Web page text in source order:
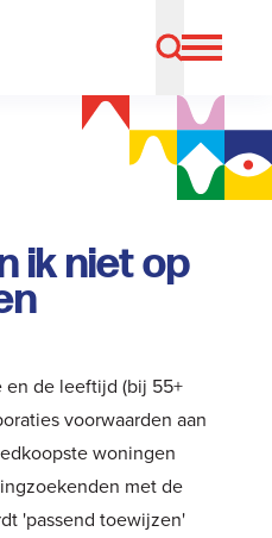
ik niet op
en de leeftijd (bij 55+
voorwaarden aan
woningen
met de
'passend toewijzen'